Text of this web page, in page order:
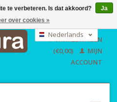
EUR
GBP
USD
Nederlands
English
WINKELWAGEN
(€0,00)
MIJN
ACCOUNT
te verbeteren. Is dat akkoord?
Ja
over cookies »